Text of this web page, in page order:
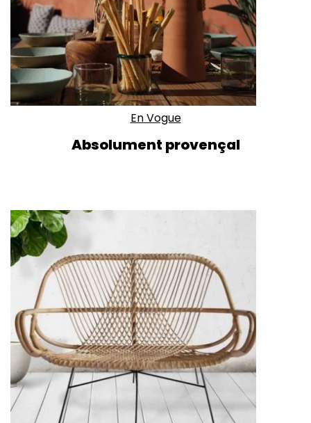
En Vogue
Absolument provençal